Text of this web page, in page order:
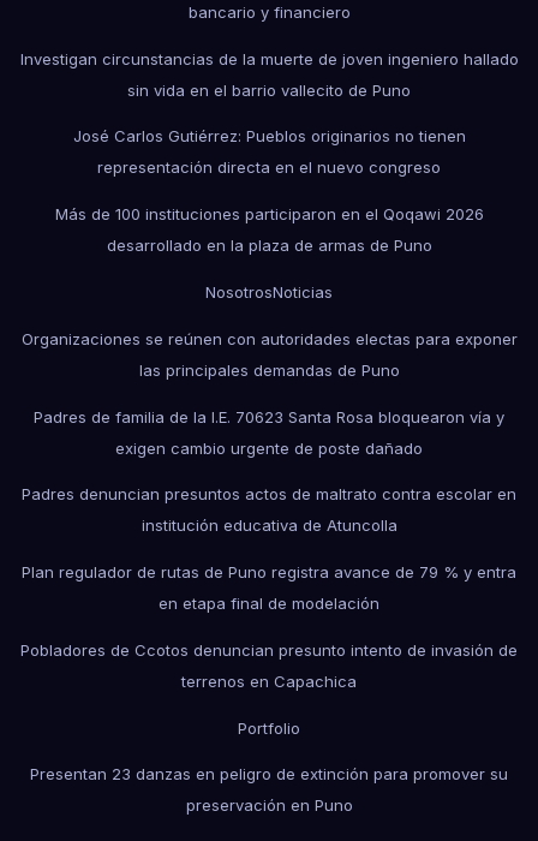
bancario y financiero
Investigan circunstancias de la muerte de joven ingeniero hallado
sin vida en el barrio vallecito de Puno
José Carlos Gutiérrez: Pueblos originarios no tienen
representación directa en el nuevo congreso
Más de 100 instituciones participaron en el Qoqawi 2026
desarrollado en la plaza de armas de Puno
NosotrosNoticias
Organizaciones se reúnen con autoridades electas para exponer
las principales demandas de Puno
Padres de familia de la I.E. 70623 Santa Rosa bloquearon vía y
exigen cambio urgente de poste dañado
Padres denuncian presuntos actos de maltrato contra escolar en
institución educativa de Atuncolla
Plan regulador de rutas de Puno registra avance de 79 % y entra
en etapa final de modelación
Pobladores de Ccotos denuncian presunto intento de invasión de
terrenos en Capachica
Portfolio
Presentan 23 danzas en peligro de extinción para promover su
preservación en Puno